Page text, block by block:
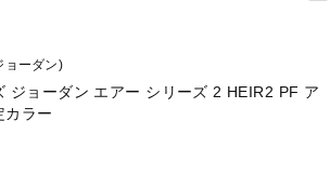
ョーダン)
ジョーダン エアー シリーズ 2 HEIR2 PF ア
カラー